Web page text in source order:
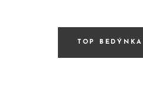
TOP